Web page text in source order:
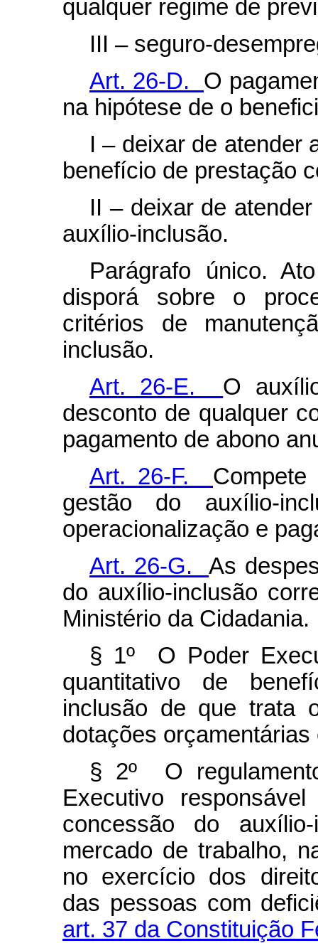
qualquer regime de
III – seguro-
Art. 26-D. O
na hipótese de o
I – deixar de atender
benefício de prestação
II – deixar de
auxílio-inclusão.
Parágrafo único.
disporá sobre o
critérios de
inclusão.
Art. 26-E. O
desconto de qualquer
pagamento de abono
Art. 26-F.
gestão do auxílio-
operacionalização e
Art. 26-G.As
do auxílio-inclusão
Ministério da Cidadania.
§ 1º O Poder
quantitativo de
inclusão de que trata
dotações
§ 2º O
Executivo
concessão do
mercado de trabalho,
no exercício dos
das pessoas com
art. 37 da Constituição